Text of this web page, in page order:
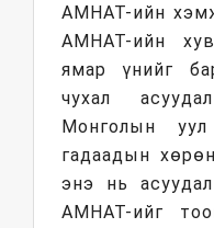
АМНАТ-ийн
АМНАТ-ийн
ямар үнийг
чухал
Монголын
гадаадын
энэ нь
АМНАТ-ийг